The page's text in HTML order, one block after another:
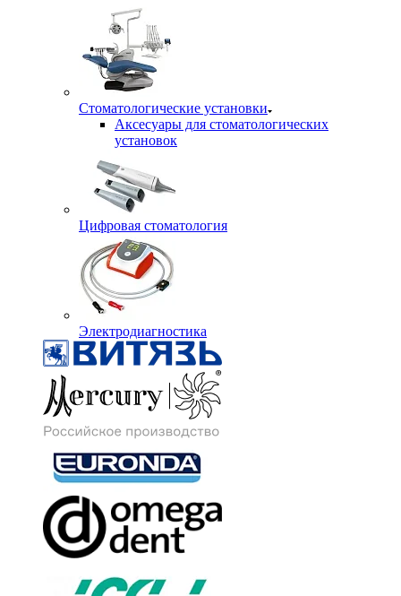
Стоматологические установки
Аксесуары для стоматологических
установок
Цифровая стоматология
Электродиагностика